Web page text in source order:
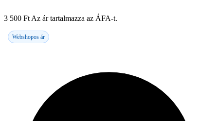
3 500 Ft Az ár tartalmazza az ÁFA-t.
Webshopos ár